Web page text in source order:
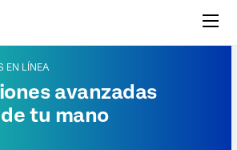
EN LÍNEA
avanzadas
tu mano